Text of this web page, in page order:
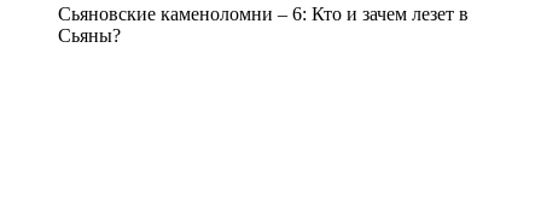
Сьяновские каменоломни – 6: Кто и зачем лезет в
Сьяны?